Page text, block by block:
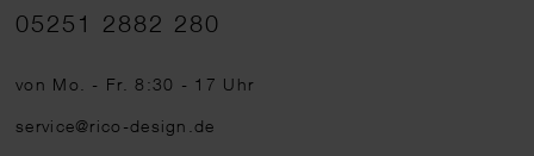
Telefonnummer
05251 2882 280
von Mo. - Fr. 8:30 - 17 Uhr
service@rico-design.de